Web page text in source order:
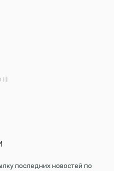
последних новостей по